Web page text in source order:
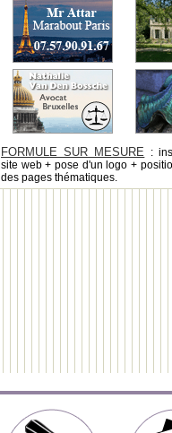
FORMULE SUR MESURE :
site web + pose d'un logo +
des pages thématiques.